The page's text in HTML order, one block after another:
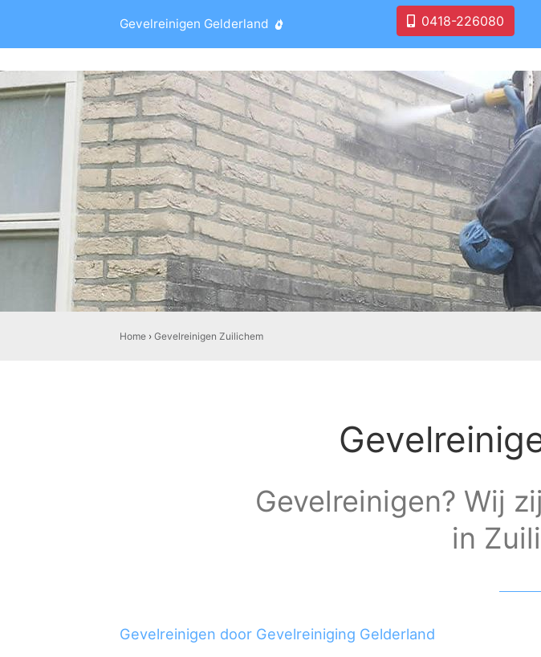
Gevelreinigen Gelderland 0418-226080
Home ›Gevelreinigen Zuilichem
Gevelreinigen? Wij
in
Gevelreinigen door Gevelreiniging Gelderland